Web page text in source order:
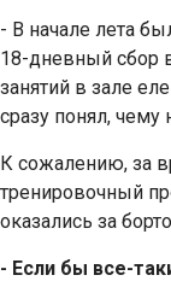
- В начале лета
18-дневный сбор
занятий в зале
сразу понял,
К сожалению, за
тренировочный
оказались за
- Если бы все-